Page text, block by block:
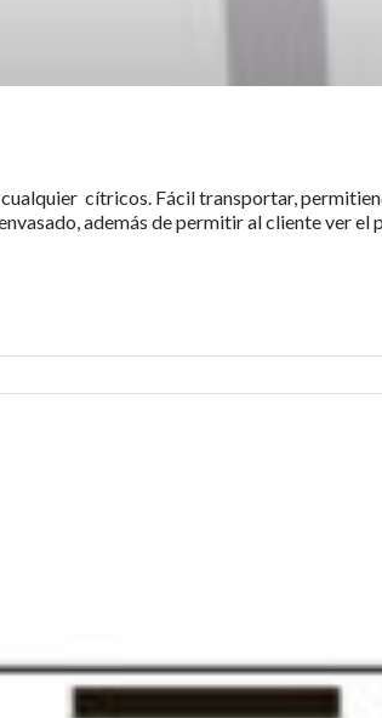
cítricos. Fácil transportar,
además de permitir al cliente ver el